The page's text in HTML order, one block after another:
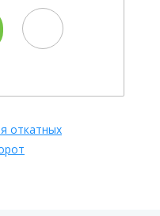
откатных